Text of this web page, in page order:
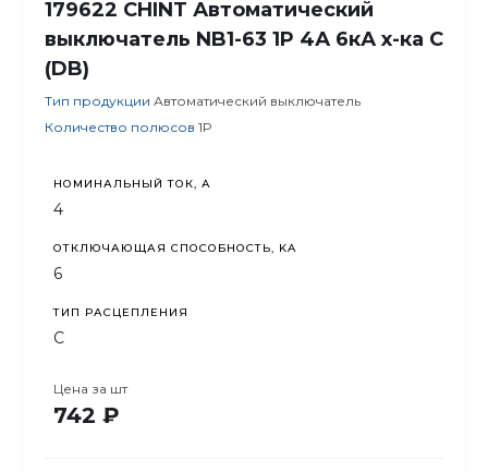
179622 CHINT Автоматический
выключатель NB1-63 1P 4А 6кА х-ка C
(DB)
Тип продукции Автоматический выключатель
Количество полюсов 1P
НОМИНАЛЬНЫЙ ТОК, А
4
ОТКЛЮЧАЮЩАЯ СПОСОБНОСТЬ, KA
6
ТИП РАСЦЕПЛЕНИЯ
C
Цена за шт
742 ₽